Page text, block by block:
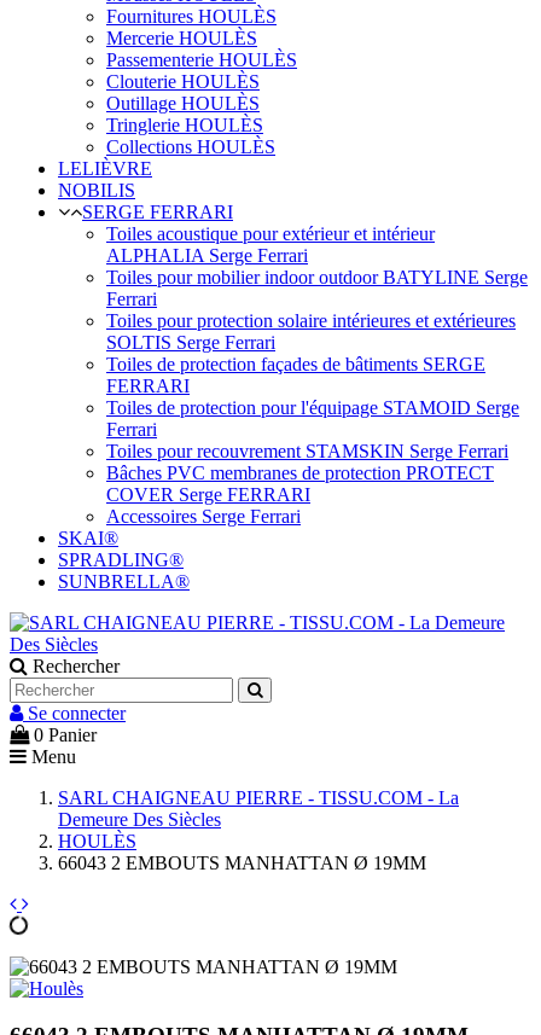
Fournitures HOULÈS
Mercerie HOULÈS
Passementerie HOULÈS
Clouterie HOULÈS
Outillage HOULÈS
Tringlerie HOULÈS
Collections HOULÈS
LELIÈVRE
NOBILIS
SERGE FERRARI
Toiles acoustique pour extérieur et intérieur
ALPHALIA Serge Ferrari
Toiles pour mobilier indoor outdoor BATYLINE Serge
Ferrari
Toiles pour protection solaire intérieures et extérieures
SOLTIS Serge Ferrari
Toiles de protection façades de bâtiments SERGE
FERRARI
Toiles de protection pour l'équipage STAMOID Serge
Ferrari
Toiles pour recouvrement STAMSKIN Serge Ferrari
Bâches PVC membranes de protection PROTECT
COVER Serge FERRARI
Accessoires Serge Ferrari
SKAI®
SPRADLING®
SUNBRELLA®
Rechercher
Se connecter
0 Panier
Menu
SARL CHAIGNEAU PIERRE - TISSU.COM - La
Demeure Des Siècles
HOULÈS
66043 2 EMBOUTS MANHATTAN Ø 19MM